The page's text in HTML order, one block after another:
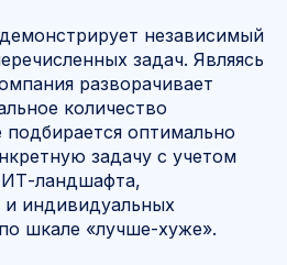
независимый
задач. Являясь
разворачивает
количество
оптимально
задачу с учетом
ИТ-ландшафта,
индивидуальных
шкале «лучше-хуже».